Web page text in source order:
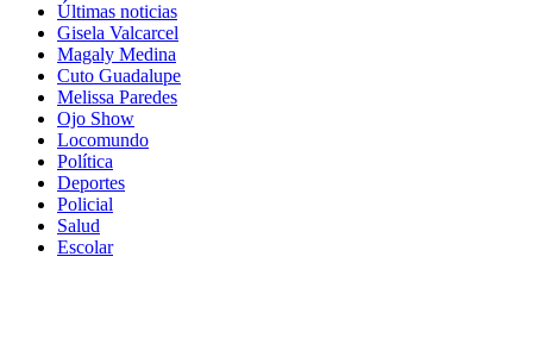
Últimas noticias
Gisela Valcarcel
Magaly Medina
Cuto Guadalupe
Melissa Paredes
Ojo Show
Locomundo
Política
Deportes
Policial
Salud
Escolar